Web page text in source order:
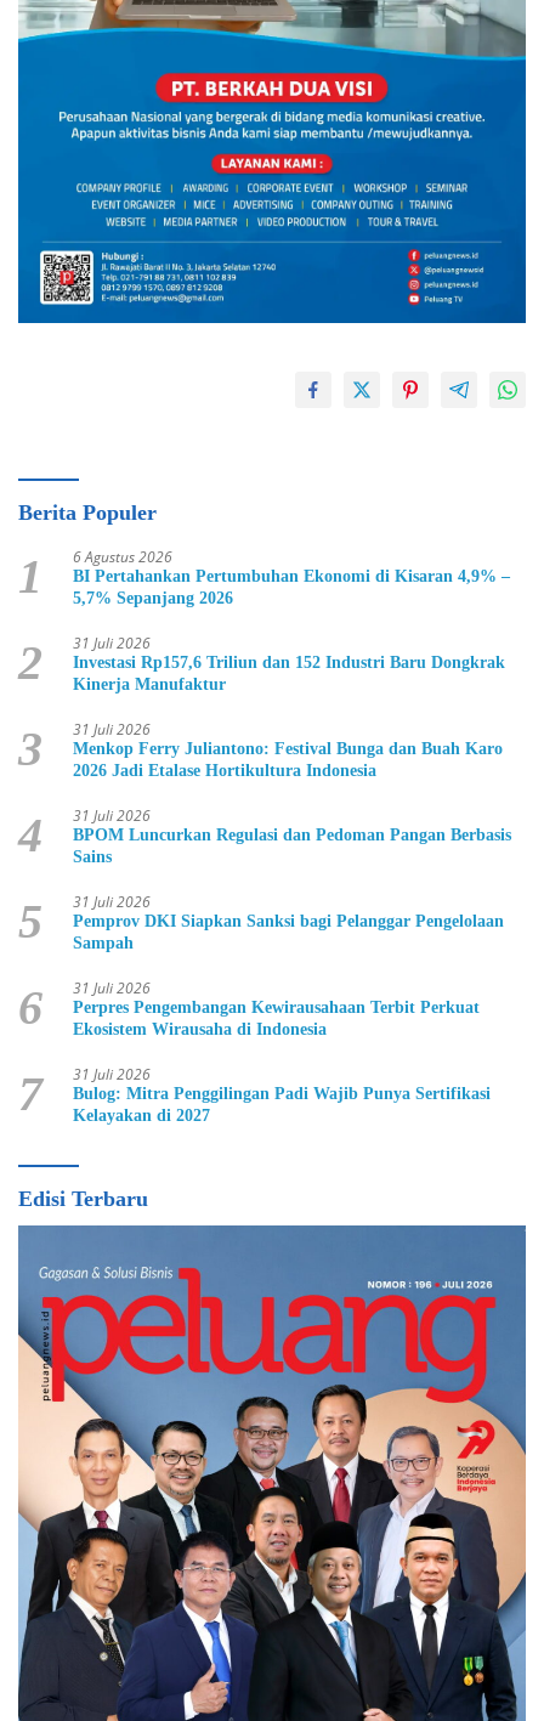
Berita Populer
1 6 Agustus 2026
BI Pertahankan Pertumbuhan Ekonomi di Kisaran 4,9% –
5,7% Sepanjang 2026
2 31 Juli 2026
Investasi Rp157,6 Triliun dan 152 Industri Baru Dongkrak
Kinerja Manufaktur
3 31 Juli 2026
Menkop Ferry Juliantono: Festival Bunga dan Buah Karo
2026 Jadi Etalase Hortikultura Indonesia
4 31 Juli 2026
BPOM Luncurkan Regulasi dan Pedoman Pangan Berbasis
Sains
5 31 Juli 2026
Pemprov DKI Siapkan Sanksi bagi Pelanggar Pengelolaan
Sampah
6 31 Juli 2026
Perpres Pengembangan Kewirausahaan Terbit Perkuat
Ekosistem Wirausaha di Indonesia
7 31 Juli 2026
Bulog: Mitra Penggilingan Padi Wajib Punya Sertifikasi
Kelayakan di 2027
Edisi Terbaru